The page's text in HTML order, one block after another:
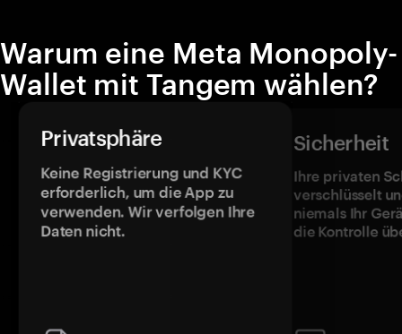
Warum eine Meta Monopoly-
Wallet mit Tangem wählen?
Privatsphäre
Keine Registrierung und KYC
erforderlich, um die App zu
verwenden. Wir verfolgen Ihre
Daten nicht.
Sicherheit
Ihre privaten
verschlüsselt
niemals Ihr
die Kontrolle